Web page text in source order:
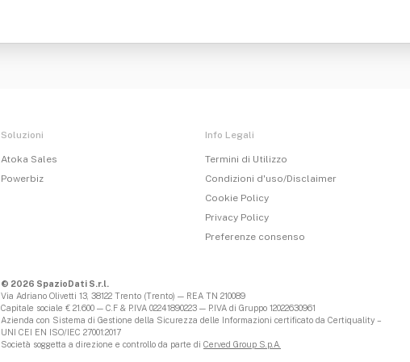
Soluzioni
Atoka Sales
Powerbiz
Info Legali
Termini di Utilizzo
Condizioni d'uso/Disclaimer
Cookie Policy
Privacy Policy
Preferenze consenso
© 2026 SpazioDati S.r.l.
Via Adriano Olivetti 13, 38122 Trento (Trento) — REA TN 210089
Capitale sociale € 21.600 — C.F & P.IVA 02241890223 — P.IVA di Gruppo 12022630961
Azienda con Sistema di Gestione della Sicurezza delle Informazioni certificato da Certiquality –
UNI CEI EN ISO/IEC 27001:2017
Società soggetta a direzione e controllo da parte di Cerved Group S.p.A.